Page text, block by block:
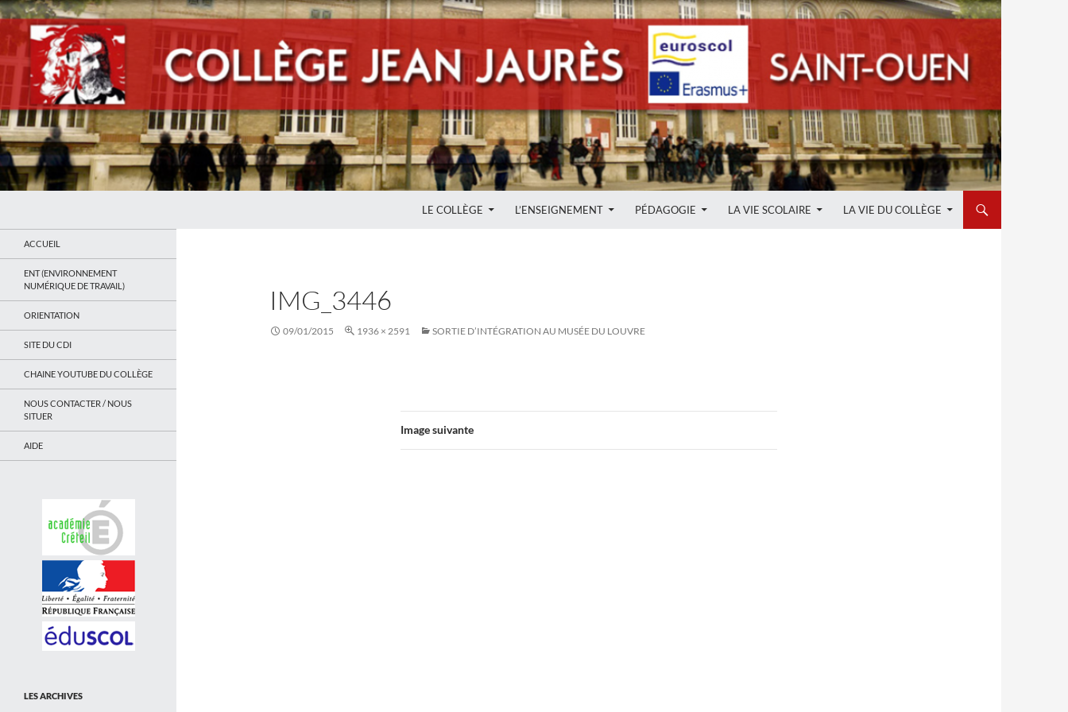
LE COLLÈGE L’ENSEIGNEMENT PÉDAGOGIE LA VIE SCOLAIRE LA VIE DU COLLÈGE
IMG_3446
09/01/2015 1936 × 2591 SORTIE D’INTÉGRATION AU MUSÉE DU LOUVRE
Image suivante
ACCUEIL
ENT (ENVIRONNEMENT
NUMÉRIQUE DE TRAVAIL)
ORIENTATION
SITE DU CDI
CHAINE YOUTUBE DU COLLÈGE
NOUS CONTACTER / NOUS
SITUER
AIDE
LES ARCHIVES